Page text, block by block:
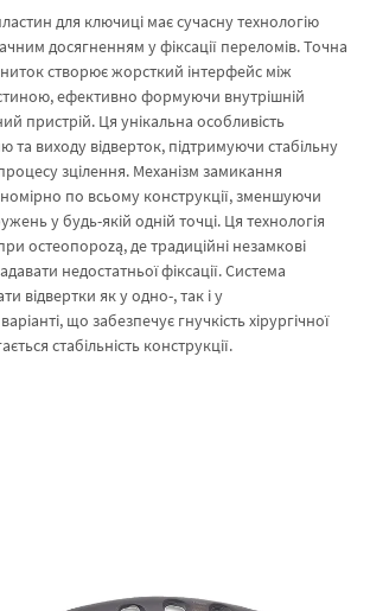
для ключиці має сучасну технологію
досягненням у фіксації переломів. Точна
створює жорсткий інтерфейс між
ефективно формуючи внутрішній
пристрій. Ця унікальна особливість
та виходу відверток, підтримуючи стабільну
зцілення. Механізм замикання
по всьому конструкції, зменшуючи
у будь-якій одній точці. Ця технологія
остеопороzą, де традиційні незамкові
недостатньої фіксації. Система
відвертки як у одно-, так і у
що забезпечує гнучкість хірургічної
стабільність конструкції.